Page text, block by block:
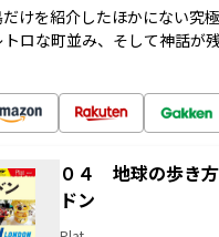
けを紹介したほかにない究
ロな町並み、そして神話が
０４ 地球の歩き
ドン